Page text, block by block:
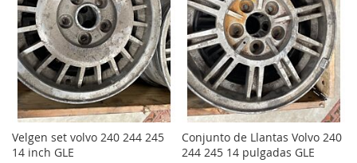
Velgen set volvo 240 244 245
14 inch GLE
Conjunto de Llantas Volvo 240
244 245 14 pulgadas GLE